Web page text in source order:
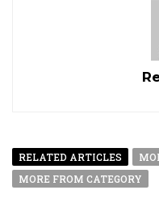
RELATED ARTICLES
MORE FROM CATEGORY